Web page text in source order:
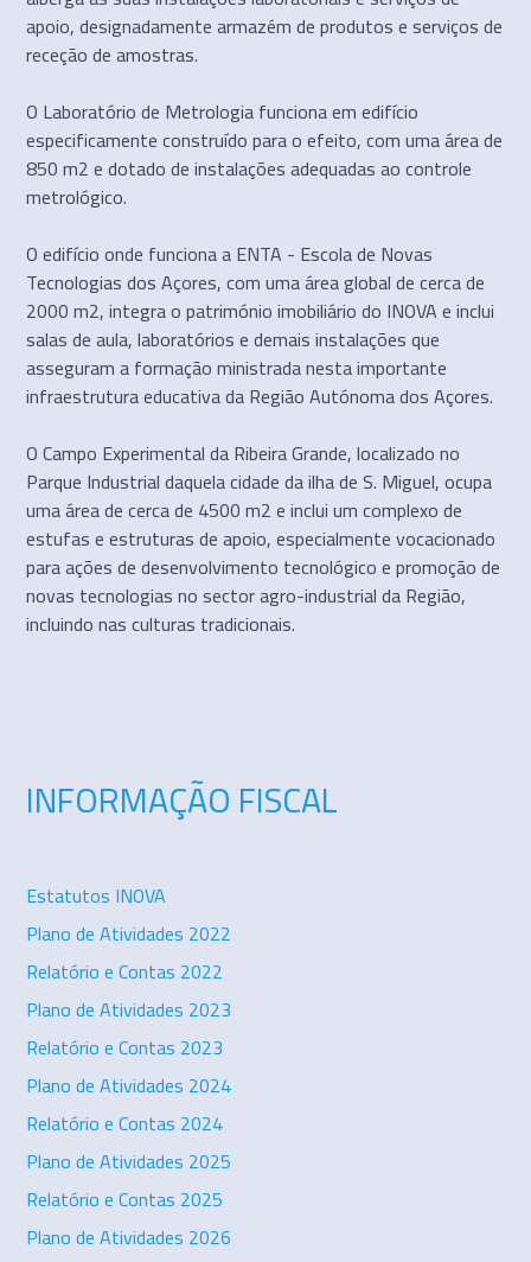
apoio, designadamente armazém de produtos e serviços de
receção de amostras.
O Laboratório de Metrologia funciona em edifício
especificamente construído para o efeito, com uma área de
850 m2 e dotado de instalações adequadas ao controle
metrológico.
O edifício onde funciona a ENTA - Escola de Novas
Tecnologias dos Açores, com uma área global de cerca de
2000 m2, integra o património imobiliário do INOVA e inclui
salas de aula, laboratórios e demais instalações que
asseguram a formação ministrada nesta importante
infraestrutura educativa da Região Autónoma dos Açores.
O Campo Experimental da Ribeira Grande, localizado no
Parque Industrial daquela cidade da ilha de S. Miguel, ocupa
uma área de cerca de 4500 m2 e inclui um complexo de
estufas e estruturas de apoio, especialmente vocacionado
para ações de desenvolvimento tecnológico e promoção de
novas tecnologias no sector agro-industrial da Região,
incluindo nas culturas tradicionais.
INFORMAÇÃO FISCAL
Estatutos INOVA
Plano de Atividades 2022
Relatório e Contas 2022
Plano de Atividades 2023
Relatório e Contas 2023
Plano de Atividades 2024
Relatório e Contas 2024
Plano de Atividades 2025
Relatório e Contas 2025
Plano de Atividades 2026